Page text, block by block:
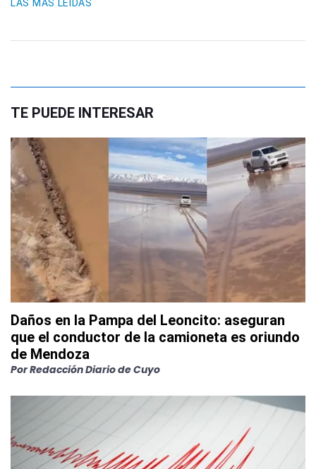
LAS MÁS LEIDAS
TE PUEDE INTERESAR
Daños en la Pampa del Leoncito: aseguran
que el conductor de la camioneta es oriundo
de Mendoza
PorRedacción Diario de Cuyo